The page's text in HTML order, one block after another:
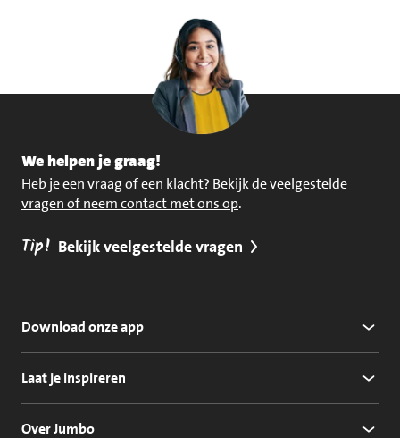
We helpen je graag!
Heb je een vraag of een klacht? Bekijk de veelgestelde
vragen of neem contact met ons op.
Tip! Bekijk veelgestelde vragen
Download onze app
Laat je inspireren
Over Jumbo